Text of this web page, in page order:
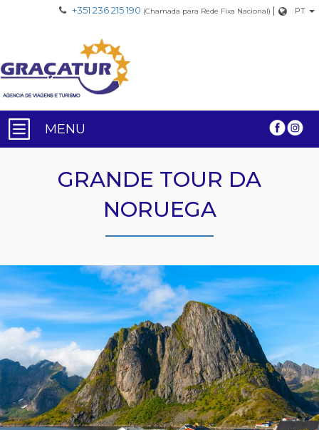
+351 236 215 190 (Chamada para Rede Fixa Nacional) | PT
MENU
GRANDE TOUR DA
NORUEGA